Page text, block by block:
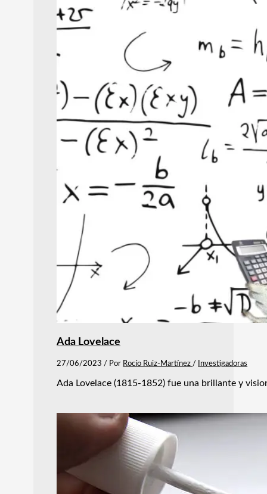
Ada Lovelace
27/06/2023 / Por Rocío Ruiz-Martínez / Investigadoras
Ada Lovelace (1815-1852) fue una brillante y